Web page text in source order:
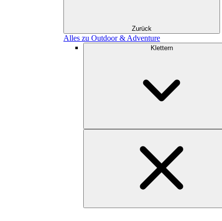
Zurück
Alles zu Outdoor & Adventure
Klettern